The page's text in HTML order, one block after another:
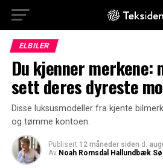
ELBILER
Du kjenner merkene:
sett deres dyreste
Disse luksusmodeller fra kjente
og tømme kontoen.
Publisert 12 måneder siden d.
Av Noah Romsdal Hallundbæk